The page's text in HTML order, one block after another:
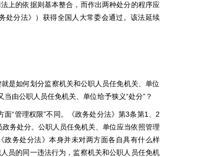
上的依据则基本整合，而作出两种处分的程序应
处分法》）获得全国人大常委会通过。该法延续
是如何划分监察机关和公职人员任免机关、单位
由公职人员任免机关、单位给予狭义“处分”？
面“管理权限”不同。《政务处分法》第3条第1、2
务处分。公职人员任免机关、单位应当依照管理
务处分法》本身并未对两方面各自具有什么样
员的同一违法行为，监察机关和公职人员任免机